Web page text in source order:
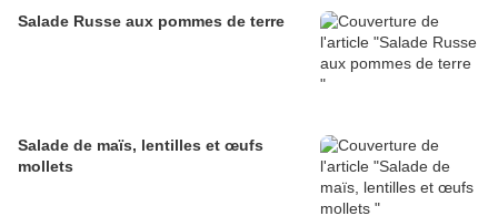
Salade Russe aux pommes de terre
Salade de maïs, lentilles et œufs
mollets